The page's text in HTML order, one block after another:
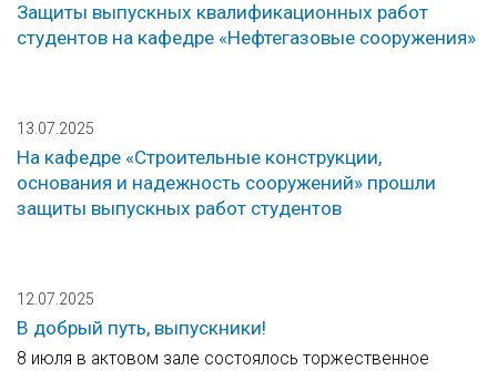
Защиты выпускных квалификационных работ
студентов на кафедре «Нефтегазовые сооружения»
13.07.2025
На кафедре «Строительные конструкции,
основания и надежность сооружений» прошли
защиты выпускных работ студентов
12.07.2025
В добрый путь, выпускники!
8 июля в актовом зале состоялось торжественное